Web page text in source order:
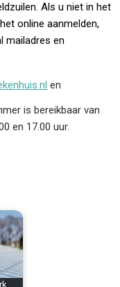
Als u niet in het
online aanmelden,
mailadres en
en
is bereikbaar van
en 17.00 uur.